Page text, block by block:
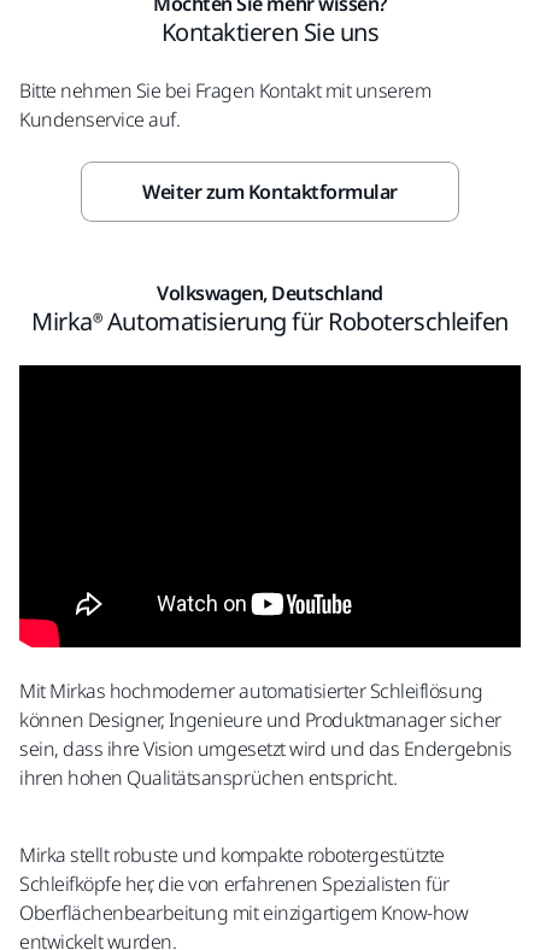
Kontaktieren Sie uns
Bitte nehmen Sie bei Fragen Kontakt mit unserem
Kundenservice auf.
Weiter zum Kontaktformular
Volkswagen, Deutschland
Mirka® Automatisierung für Roboterschleifen
Mit Mirkas hochmoderner automatisierter Schleiflösung
können Designer, Ingenieure und Produktmanager sicher
sein, dass ihre Vision umgesetzt wird und das Endergebnis
ihren hohen Qualitätsansprüchen entspricht.
Mirka stellt robuste und kompakte robotergestützte
Schleifköpfe her, die von erfahrenen Spezialisten für
Oberflächenbearbeitung mit einzigartigem Know-how
entwickelt wurden.